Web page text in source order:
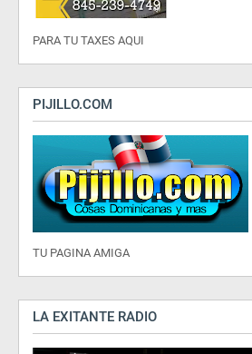
PARA TU TAXES AQUI
PIJILLO.COM
TU PAGINA AMIGA
LA EXITANTE RADIO